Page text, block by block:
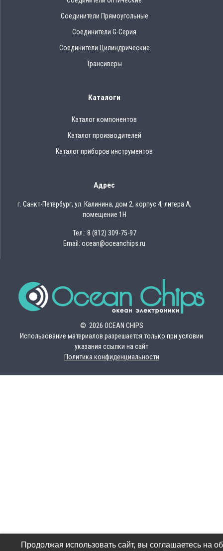
Соединители Прямоугольные
Соединители G-Серия
Соединители Цилиндрические
Трансиверы
Каталоги
Каталог компонентов
Каталог производителей
Каталог приборов инструментов
Адрес
г. Санкт-Петербург, ул. Калинина, дом 2, корпус 4, литера А,
помещение 1Н
Тел.: 8 (812) 309-75-97
Email: ocean@oceanchips.ru
© 2026 OCEAN CHIPS
Использование материалов разрешается только при условии
указания ссылки на сайт
Политика конфиденциальности
Продолжая использовать сайт, вы соглашаетесь на